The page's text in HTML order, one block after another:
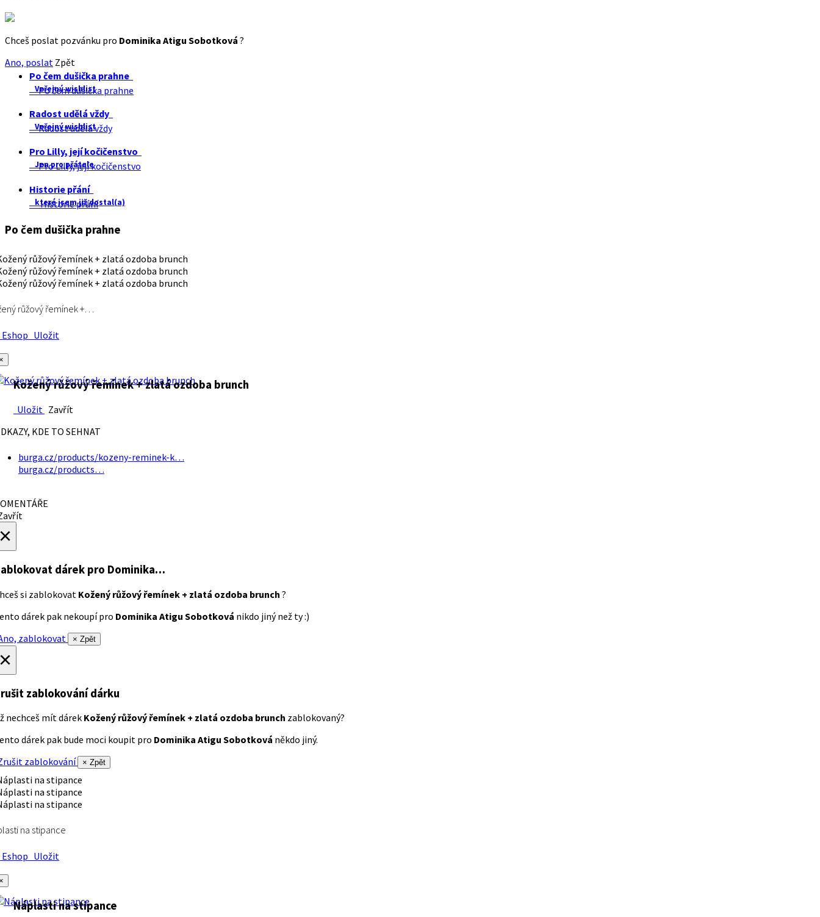
Chceš poslat pozvánku pro Dominika Atigu Sobotková ?
Ano, poslat Zpět
Po čem dušička prahne
Veřejný wishlist
Po čem dušička prahne
Radost udělá vždy
Veřejný wishlist
Radost udělá vždy
Pro Lilly, její kočičenstvo
Jen pro přátele
Pro Lilly, její kočičenstvo
Historie přání
které jsem již dostal(a)
Historie přání
Po čem dušička prahne
růžový řemínek +…
Uložit
Kožený růžový řemínek + zlatá ozdoba brunch
Uložit Zavřít
KDE TO SEHNAT
burga.cz/products/kozeny-reminek-k…
burga.cz/products…
dárek pro Dominika…
si zablokovat Kožený růžový řemínek + zlatá ozdoba brunch ?
dárek pak nekoupí pro Dominika Atigu Sobotková nikdo jiný než ty :)
zablokovat
× Zpět
zablokování dárku
nechceš mít dárek Kožený růžový řemínek + zlatá ozdoba brunch zablokovaný?
dárek pak bude moci koupit pro Dominika Atigu Sobotková někdo jiný.
zablokování
× Zpět
na stipance
Uložit
Náplasti na stipance